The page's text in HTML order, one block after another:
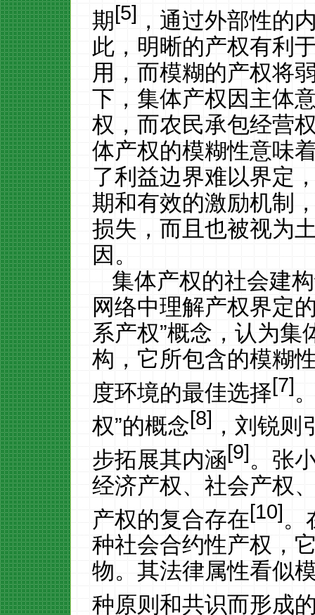
期[5]，通过外部性的
此，明晰的产权有利
用，而模糊的产权将
下，集体产权因主体
权，而农民承包经营
体产权的模糊性意味
了利益边界难以界定
期和有效的激励机制
损失，而且也被视为
因。
集体产权的社会建
网络中理解产权界定
系产权”概念，认为集
构，它所包含的模糊
度环境的最佳选择[7]
权”的概念[8]，刘锐则
步拓展其内涵[9]。张
经济产权、社会产权
产权的复合存在[10]。
种社会合约性产权，
物。其法律属性看似
种原则和共识而形成